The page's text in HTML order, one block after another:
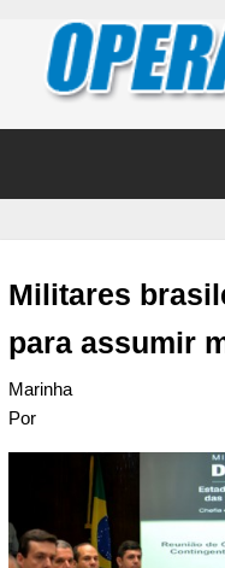
Militares
para assumir
Marinha
Por